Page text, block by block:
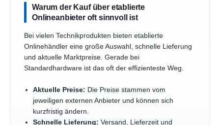
Warum der Kauf über etablierte
Onlineanbieter oft sinnvoll ist
Bei vielen Technikprodukten bieten etablierte
Onlinehändler eine große Auswahl, schnelle Lieferung
und aktuelle Marktpreise. Gerade bei
Standardhardware ist das oft der effizienteste Weg.
Aktuelle Preise: Die Preise stammen vom
jeweiligen externen Anbieter und können sich
kurzfristig ändern.
Schnelle Lieferung: Versand, Lieferzeit und